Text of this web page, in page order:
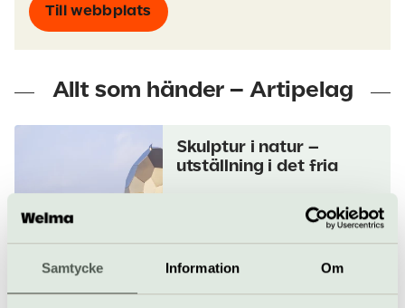
Samtycke Information Om
Till webbplats
Allt som händer – Artipelag
Skulptur i natur –
utställning i det fria